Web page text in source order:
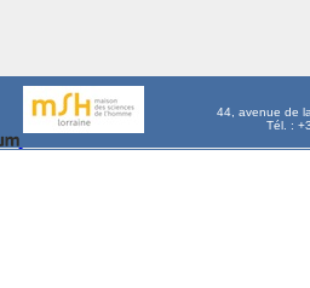
44, avenue de
Tél. :